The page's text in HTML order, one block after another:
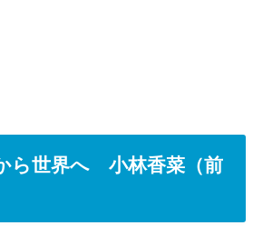
ら世界へ 小林香菜（前